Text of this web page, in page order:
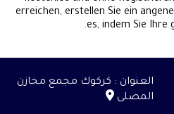
erreichen, erstellen Sie ein
es, indem Sie Ihre
العنوان : كركوك مجمع مخازن
المصلى